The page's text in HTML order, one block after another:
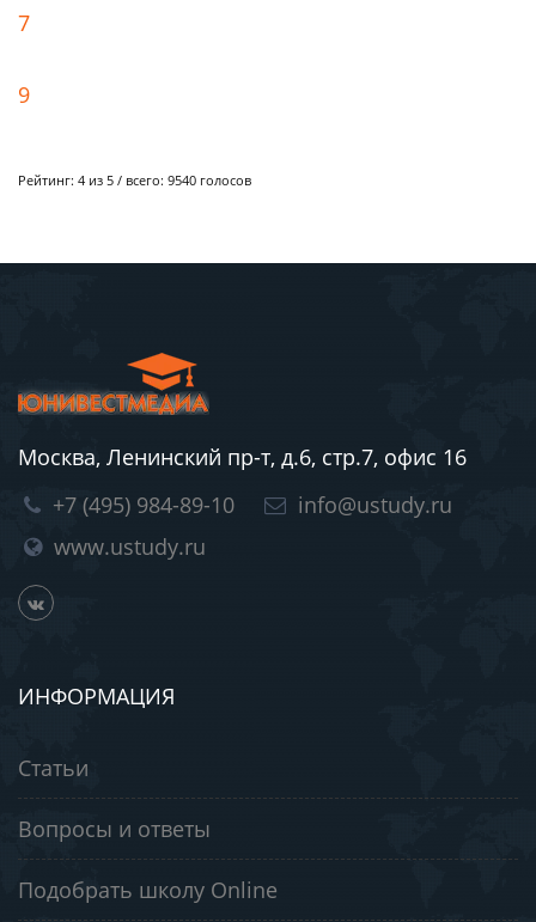
7
9
Рейтинг: 4 из 5 / всего: 9540 голосов
Москва, Ленинский пр-т, д.6, стр.7, офис 16
+7 (495) 984-89-10
info@ustudy.ru
www.ustudy.ru
ИНФОРМАЦИЯ
Статьи
Вопросы и ответы
Подобрать школу Online